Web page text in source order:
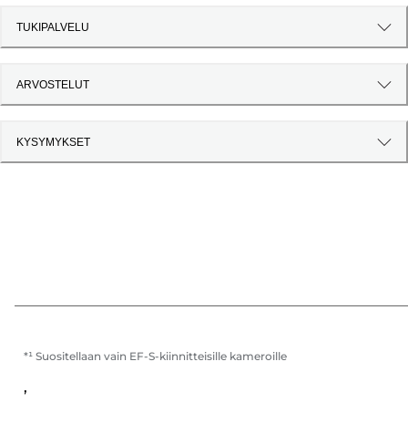
TUKIPALVELU
ARVOSTELUT
KYSYMYKSET
*¹ Suositellaan vain EF-S-kiinnitteisille kameroille
,